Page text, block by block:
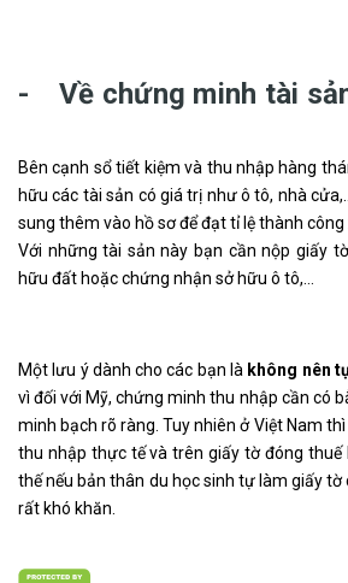
- Về chứng minh tài
Bên cạnh sổ tiết kiệm và thu nhập hàng
hữu các tài sản có giá trị như ô tô, nhà
sung thêm vào hồ sơ để đạt tỉ lệ thành công
Với những tài sản này bạn cần nộp giấy
hữu đất hoặc chứng nhận sở hữu ô tô,…
Một lưu ý dành cho các bạn là không nên
vì đối với Mỹ, chứng minh thu nhập cần có
minh bạch rõ ràng. Tuy nhiên ở Việt Nam
thu nhập thực tế và trên giấy tờ đóng thuế
thế nếu bản thân du học sinh tự làm giấy
rất khó khăn.